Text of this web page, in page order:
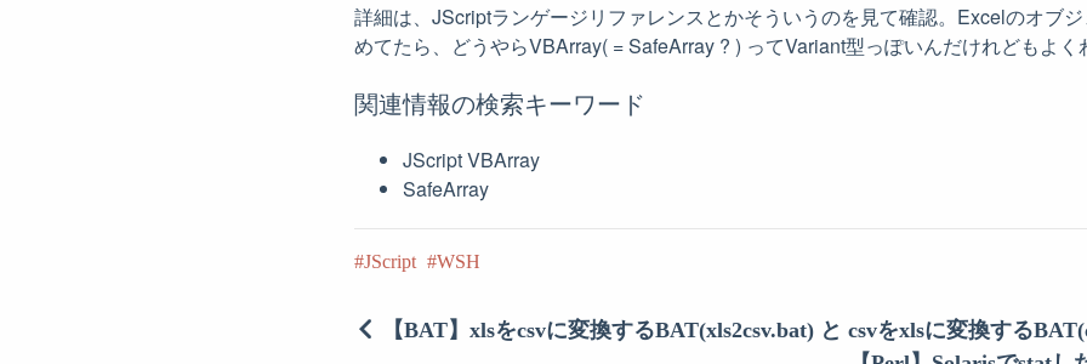
詳細は、JScriptランゲージリファレンスとかそういうのを見て確認。Excelのオブ
めてたら、どうやらVBArray( = SafeArray ? ) ってVariant型っぽいんだけれどもよく
関連情報の検索キーワード
JScript VBArray
SafeArray
JScript WSH
【BAT】xlsをcsvに変換するBAT(xls2csv.bat) と csvをxlsに変換する